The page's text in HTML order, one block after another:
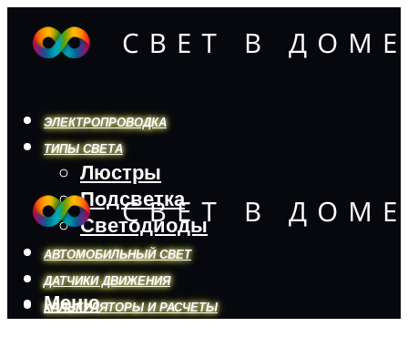
ЭЛЕКТРОПРОВОДКА
ТИПЫ СВЕТА
Люстры
Подсветка
Светодиоды
АВТОМОБИЛЬНЫЙ СВЕТ
ДАТЧИКИ ДВИЖЕНИЯ
КАЛЬКУЛЯТОРЫ И РАСЧЕТЫ
Меню